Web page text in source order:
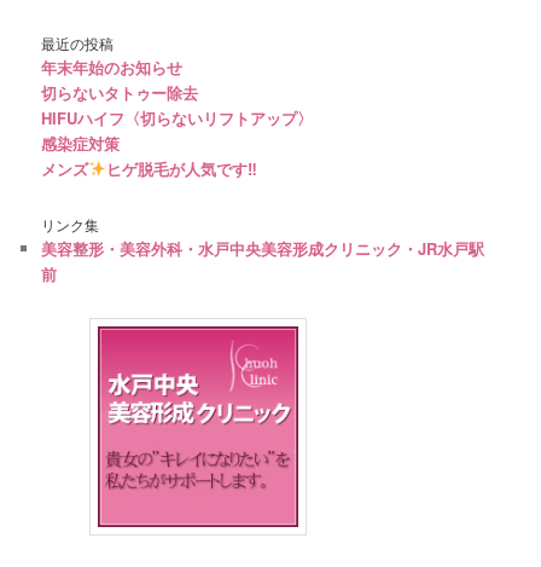
最近の投稿
年末年始のお知らせ
切らないタトゥー除去
HIFUハイフ〈切らないリフトアップ〉
感染症対策
メンズ
ヒゲ脱毛が人気です‼︎
リンク集
美容整形・美容外科・水戸中央美容形成クリニック・JR水戸駅
前